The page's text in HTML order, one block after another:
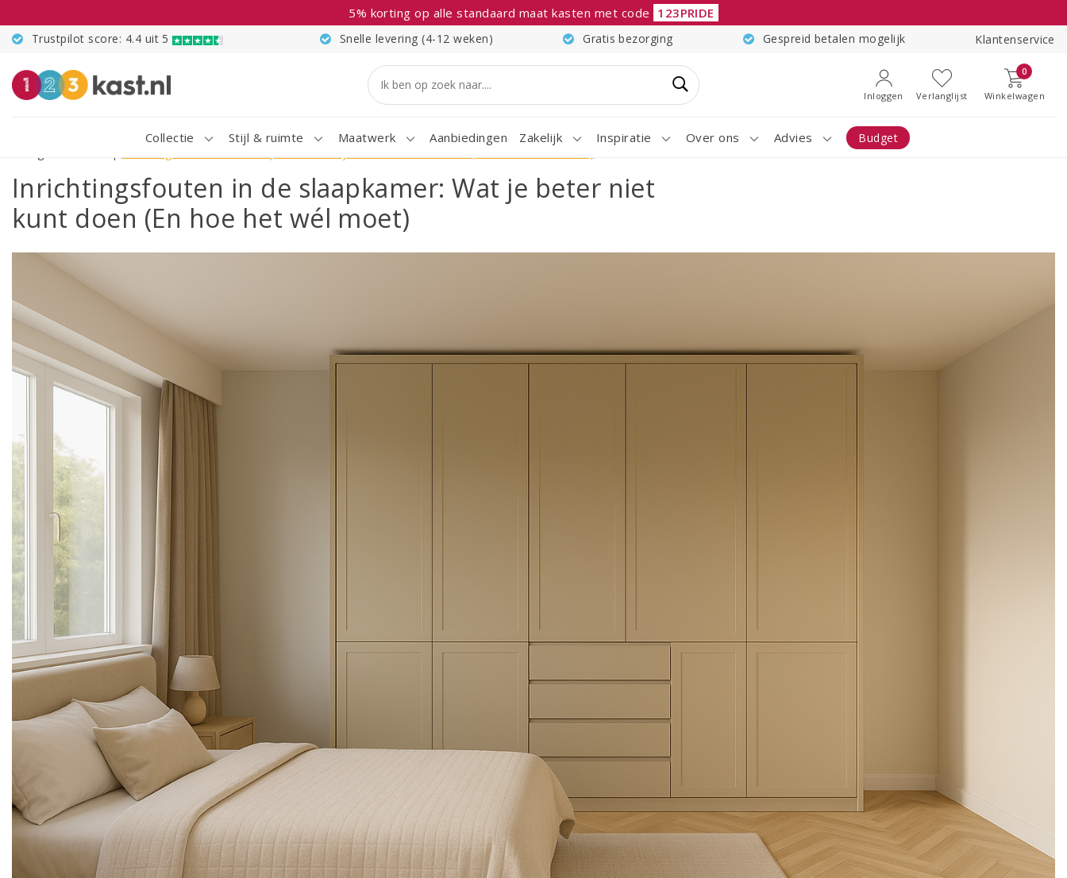
5% korting op alle standaard maat kasten met code 123PRIDE
Trustpilot score: 4.4 uit 5 Snelle levering (4-12 weken) Gratis bezorging Gespreid betalen mogelijk Klantenservice
Inloggen Verlanglijst
0
Winkelwagen
Collectie Stijl & ruimte Maatwerk Aanbiedingen Zakelijk Inspiratie Over ons Advies
Budget
Inrichtingsfouten in de slaapkamer: Wat je beter niet
kunt doen (En hoe het wél moet)